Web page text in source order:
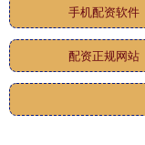
手机配资软件
配资正规网站